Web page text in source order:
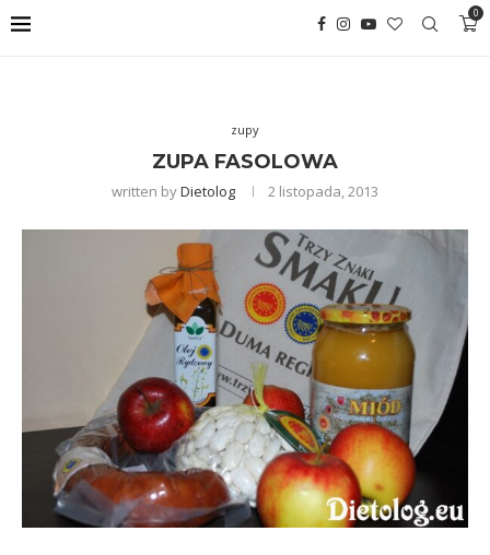
0
zupy
ZUPA FASOLOWA
written byDietolog 2 listopada, 2013